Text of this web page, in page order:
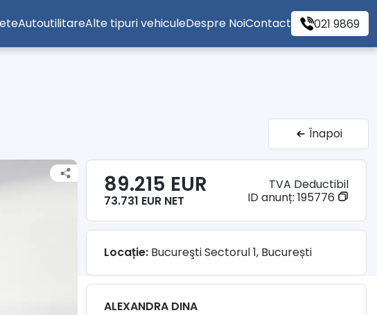
AutoutilitareAlte tipuri vehiculeDespre NoiContact 021 9869
Înapoi
89.215 EUR
73.731 EUR NET
TVA Deductibil
ID anunț: 195776
Locație: Bucureşti Sectorul 1, București
ALEXANDRA DINA